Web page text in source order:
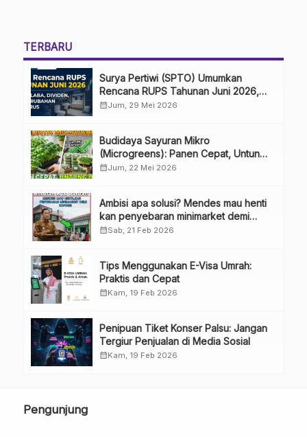
TERBARU
Surya Pertiwi (SPTO) Umumkan
Rencana RUPS Tahunan Juni 2026,
Bahas Penggunaan Laba Hingga
calendar_monthJum, 29 Mei 2026
Budidaya Sayuran Mikro
(Microgreens): Panen Cepat, Untung
Besar
calendar_monthJum, 22 Mei 2026
Ambisi apa solusi? Mendes mau henti
kan penyebaran minimarket demi
kopdes.
calendar_monthSab, 21 Feb 2026
Tips Menggunakan E-Visa Umrah:
Praktis dan Cepat
calendar_monthKam, 19 Feb 2026
Penipuan Tiket Konser Palsu: Jangan
Tergiur Penjualan di Media Sosial
calendar_monthKam, 19 Feb 2026
Pengunjung